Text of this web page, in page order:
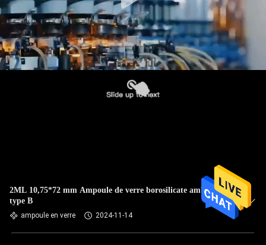
2ML 10,75*72 mm Ampoule de verre borosilicate ambrée de
type B
ampoule en verre 2024-11-14